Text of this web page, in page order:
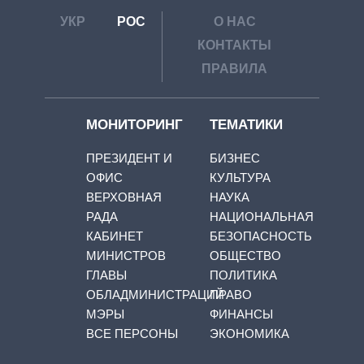
УКР РОС
О НАС
КОНТАКТЫ
ПРАВИЛА
МОНИТОРИНГ
ПРЕЗИДЕНТ И
ОФИС
ВЕРХОВНАЯ
РАДА
КАБИНЕТ
МИНИСТРОВ
ГЛАВЫ
ОБЛАДМИНИСТРАЦИЙ
МЭРЫ
ВСЕ ПЕРСОНЫ
ТЕМАТИКИ
БИЗНЕС
КУЛЬТУРА
НАУКА
НАЦИОНАЛЬНАЯ
БЕЗОПАСНОСТЬ
ОБЩЕСТВО
ПОЛИТИКА
ПРАВО
ФИНАНСЫ
ЭКОНОМИКА